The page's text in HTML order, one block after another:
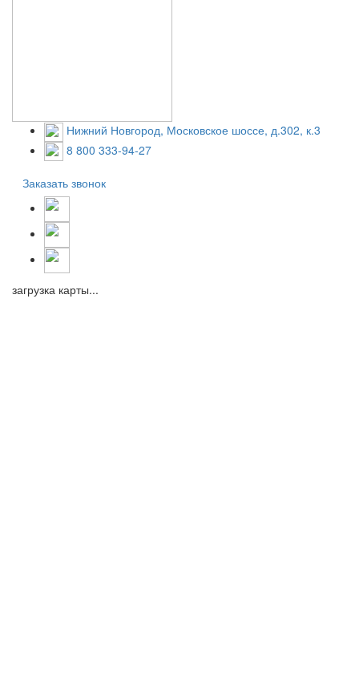
Нижний Новгород, Московское шоссе, д.302, к.3
8 800 333-94-27
Заказать звонок
загрузка карты...